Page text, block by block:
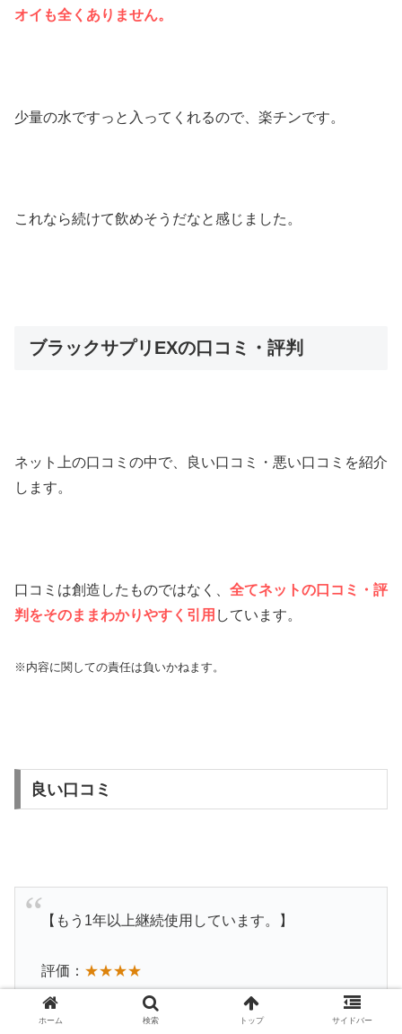
オイも全くありません。
少量の水ですっと入ってくれるので、楽チンです。
これなら続けて飲めそうだなと感じました。
ブラックサプリEXの口コミ・評判
ネット上の口コミの中で、良い口コミ・悪い口コミを紹介
します。
口コミは創造したものではなく、 全てネットの口コミ・評
判をそのままわかりやすく引用 しています。
※内容に関しての責任は負いかねます。
良い口コミ
【もう1年以上継続使用しています。】
評価： ★★★★
黒毛が生えると言うよりも、頭全体が何となくグ
ホーム 検索 トップ サイドバー